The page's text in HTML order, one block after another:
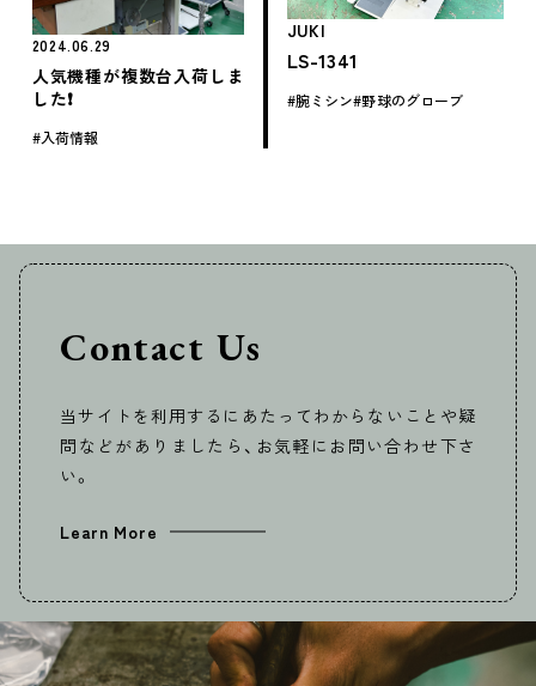
2024.06.29
人気機種が複数台入荷しま
した❗️
入荷情報
JUKI
LS-1341
腕ミシン 野球のグローブ
Contact Us
当サイトを利用するにあたってわからないことや疑
問などがありましたら、お気軽にお問い合わせ下さ
い。
Learn More